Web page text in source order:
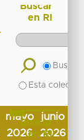
mayo
2026
junio
2026
Buscar
en RI
Buscar
Esta
Buscar
en RI